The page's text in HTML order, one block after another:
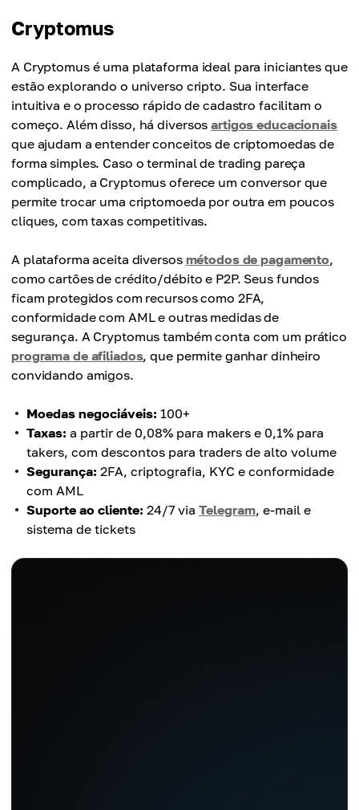
Cryptomus
A Cryptomus é uma plataforma ideal para iniciantes que
estão explorando o universo cripto. Sua interface
intuitiva e o processo rápido de cadastro facilitam o
começo. Além disso, há diversosartigos educacionais
que ajudam a entender conceitos de criptomoedas de
forma simples. Caso o terminal de trading pareça
complicado, a Cryptomus oferece um conversor que
permite trocar uma criptomoeda por outra em poucos
cliques, com taxas competitivas.
A plataforma aceita diversos métodos de pagamento,
como cartões de crédito/débito e P2P. Seus fundos
ficam protegidos com recursos como 2FA,
conformidade com AML e outras medidas de
segurança. A Cryptomus também conta com um prático
programa de afiliados, que permite ganhar dinheiro
convidando amigos.
Moedas negociáveis: 100+
Taxas: a partir de 0,08% para makers e 0,1% para
takers, com descontos para traders de alto volume
Segurança: 2FA, criptografia, KYC e conformidade
com AML
Suporte ao cliente: 24/7 via Telegram, e-mail e
sistema de tickets